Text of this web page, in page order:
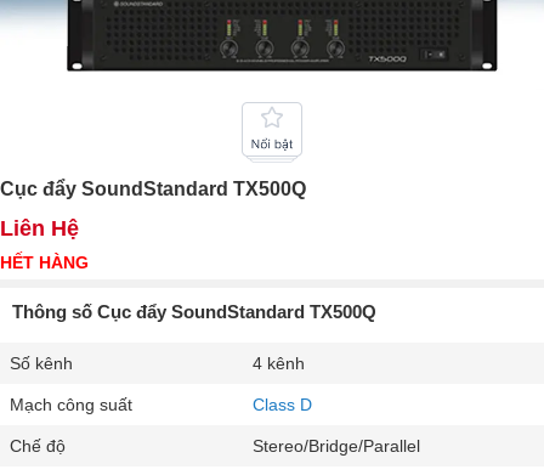
Cục đẩy SoundStandard TX500Q
Liên Hệ
HẾT HÀNG
Thông số Cục đẩy SoundStandard TX500Q
Số kênh 4 kênh
Mạch công suất Class D
Chế độ Stereo/Bridge/Parallel